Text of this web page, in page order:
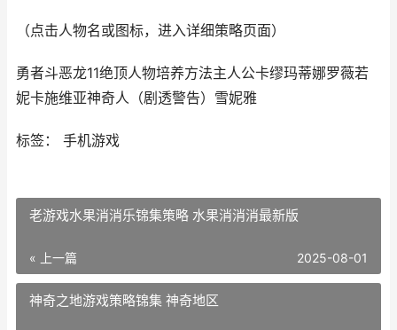
（点击人物名或图标，进入详细策略页面）
勇者斗恶龙11绝顶人物培养方法主人公卡缪玛蒂娜罗薇若
妮卡施维亚神奇人（剧透警告）雪妮雅
标签： 手机游戏
老游戏水果消消乐锦集策略 水果消消消最新版
« 上一篇 2025-08-01
神奇之地游戏策略锦集 神奇地区